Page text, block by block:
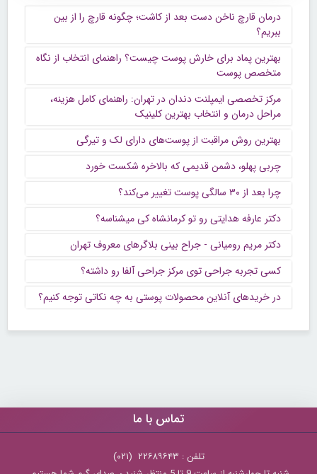
درمان قارچ ناخن دست بعد از کاشت؛ چگونه قارچ را از بین
ببریم؟
بهترین پماد برای خارش پوست چیست؟ راهنمای انتخاب از نگاه
متخصص پوست
مرکز تخصصی ایمپلنت دندان در تهران: راهنمای کامل هزینه،
مراحل درمان و انتخاب بهترین کلینیک
بهترین روش مراقبت از پوست‌های دارای لک و تیرگی
چربی پهلو، دشمن قدیمی که بالاخره شکست خورد
چرا بعد از ۳۰ سالگی پوست تغییر می‌کند؟
دکتر عارفه هدایتی رو تو کرمانشاه کی میشناسه؟
دکتر مریم رومیانی - جراح بینی بلاگرهای معروف تهران
کسی تجربه جراحی توی مرکز جراحی آلفا رو داشته؟
در خریدهای آنلاین محصولات پوستی به چه نکاتی توجه کنیم؟
تماس با ما
تلفن : ۲۲۶۸۹۶۴۳ (۰۲۱)